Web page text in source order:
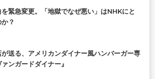
緊急変更。「地獄でなぜ悪い」はNHKにと
？
送る、アメリカンダイナー風ハンバーガー専
ンガードダイナー』